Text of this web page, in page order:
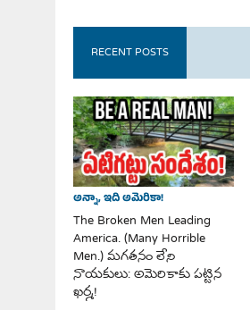
RECENT POSTS
అన్నా, ఇది అమెరికా!
The Broken Men Leading
America. (Many Horrible
Men.) మగతనం లేని
నాయకులు: అమెరికాకు పట్టిన
ఖర్మ!